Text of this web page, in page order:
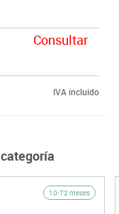
Consultar
IVA incluido
10-72 meses